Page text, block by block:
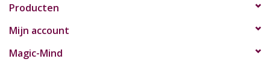
Producten
Mijn account
Magic-Mind